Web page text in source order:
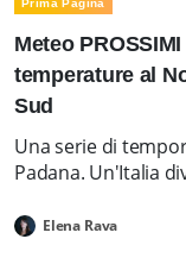
Meteo
temperature al
Sud
Una serie di
Padana. Un'Italia
Elena Rava